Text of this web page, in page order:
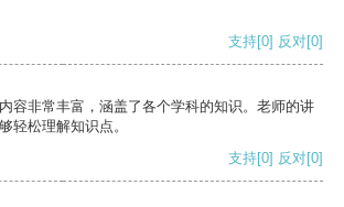
支持[0] 反对[0]
容非常丰富，涵盖了各个学科的知识。老师的讲
轻松理解知识点。
支持[0] 反对[0]